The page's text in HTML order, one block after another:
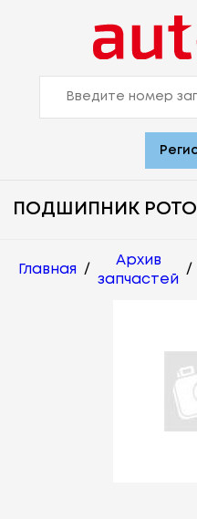
ПОДШИПНИК
Главная /
Архив
запчастей
/